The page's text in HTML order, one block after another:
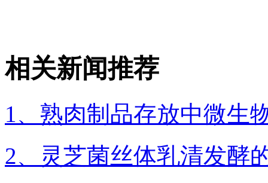
相关新闻推荐
1、熟肉制品存放中微生
2、灵芝菌丝体乳清发酵